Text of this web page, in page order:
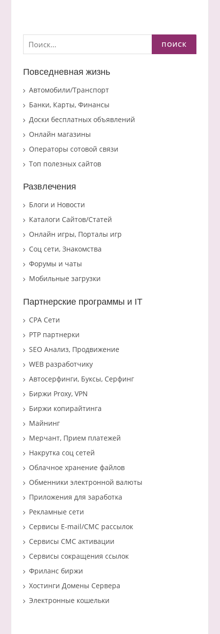
Найти:
Повседневная жизнь
Автомобили/Транспорт
Банки, Карты, Финансы
Доски бесплатных объявлений
Онлайн магазины
Операторы сотовой связи
Топ полезных сайтов
Развлечения
Блоги и Новости
Каталоги Сайтов/Статей
Онлайн игры, Порталы игр
Соц сети, Знакомства
Форумы и чаты
Мобильные загрузки
Партнерские программы и IT
CPA Сети
PTP партнерки
SEO Анализ, Продвижение
WEB разработчику
Автосерфинги, Буксы, Серфинг
Биржи Proxy, VPN
Биржи копирайтинга
Майнинг
Мерчант, Прием платежей
Накрутка соц сетей
Облачное хранение файлов
Обменники электронной валюты
Приложения для заработка
Рекламные сети
Сервисы E-mail/СМС рассылок
Сервисы СМС активации
Сервисы сокращения ссылок
Фриланс биржи
Хостинги Домены Сервера
Электронные кошельки